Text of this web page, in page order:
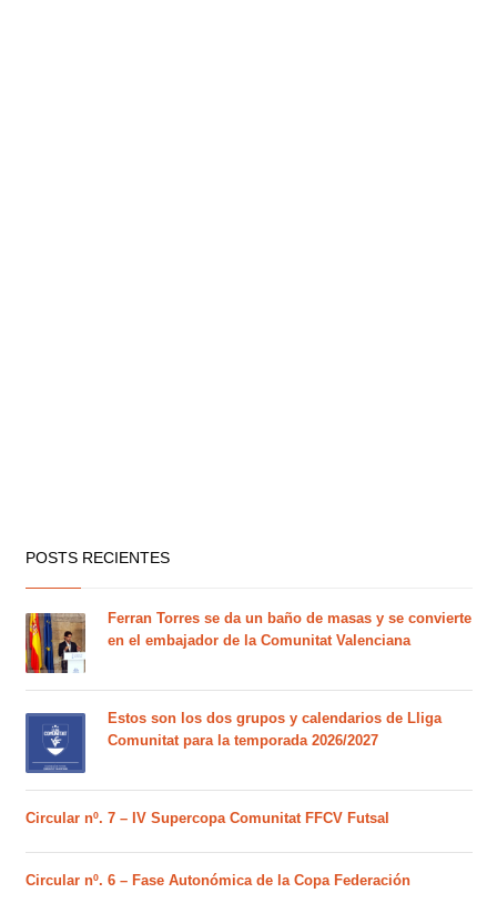
POSTS RECIENTES
Ferran Torres se da un baño de masas y se convierte
en el embajador de la Comunitat Valenciana
Estos son los dos grupos y calendarios de Lliga
Comunitat para la temporada 2026/2027
Circular nº. 7 – IV Supercopa Comunitat FFCV Futsal
Circular nº. 6 – Fase Autonómica de la Copa Federación